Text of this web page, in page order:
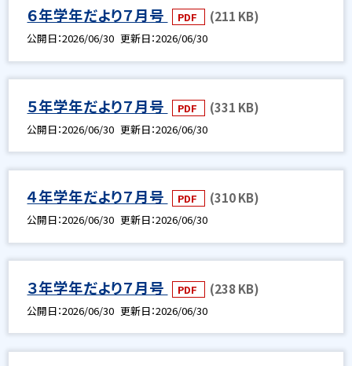
６年学年だより７月号 PDF (211 KB)
公開日 2026/06/30 更新日 2026/06/30
５年学年だより７月号 PDF (331 KB)
公開日 2026/06/30 更新日 2026/06/30
４年学年だより７月号 PDF (310 KB)
公開日 2026/06/30 更新日 2026/06/30
３年学年だより７月号 PDF (238 KB)
公開日 2026/06/30 更新日 2026/06/30